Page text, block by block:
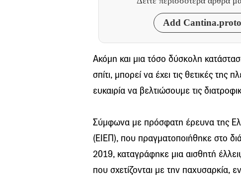
Add
Ακόμη και μια τόσο δύσκολη
σπίτι, μπορεί να έχει τις θετικές της
ευκαιρία να βελτιώσουμε τις
Σύμφωνα με πρόσφατη έρευνα της
(ΕΙΕΠ), που πραγματοποιήθηκε στο
2019, καταγράφηκε μια αισθητή
που σχετίζονται με την παχυσαρκία,